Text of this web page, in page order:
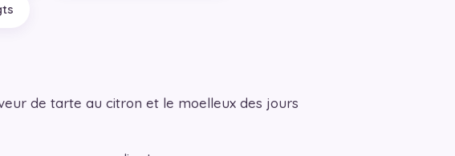
de tarte au citron et le moelleux des jours